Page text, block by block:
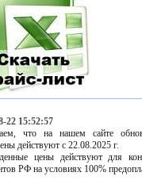
22 15:52:57
что на нашем сайте
действуют с 22.08.2025 г.
цены действуют для
РФ на условиях 100%